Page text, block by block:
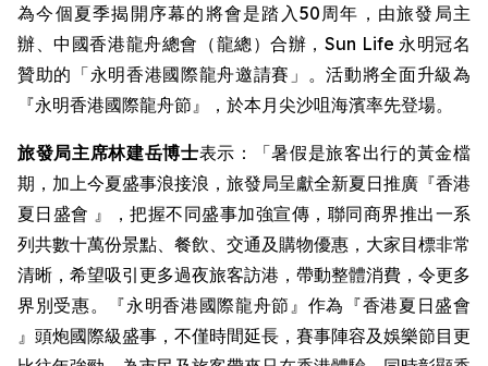
為今個夏季揭開序幕的將會是踏入50周年，由旅發局主
辦、中國香港龍舟總會（龍總）合辦，Sun Life 永明冠名
贊助的「永明香港國際龍舟邀請賽」。活動將全面升級為
『永明香港國際龍舟節』，於本月尖沙咀海濱率先登場。
旅發局主席林建岳博士表示：「暑假是旅客出行的黃金檔
期，加上今夏盛事浪接浪，旅發局呈獻全新夏日推廣『香港
夏日盛會 』，把握不同盛事加強宣傳，聯同商界推出一系
列共數十萬份景點、餐飲、交通及購物優惠，大家目標非常
清晰，希望吸引更多過夜旅客訪港，帶動整體消費，令更多
界別受惠。『永明香港國際龍舟節』作為『香港夏日盛會
』頭炮國際級盛事，不僅時間延長，賽事陣容及娛樂節目更